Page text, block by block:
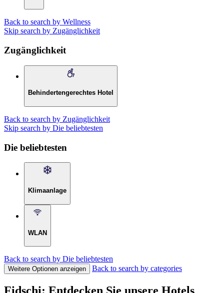
Back to search by Wellness
Skip search by Zugänglichkeit
Zugänglichkeit
Behindertengerechtes Hotel
Back to search by Zugänglichkeit
Skip search by Die beliebtesten
Die beliebtesten
Klimaanlage
WLAN
Back to search by Die beliebtesten
Weitere Optionen anzeigen Back to search by categories